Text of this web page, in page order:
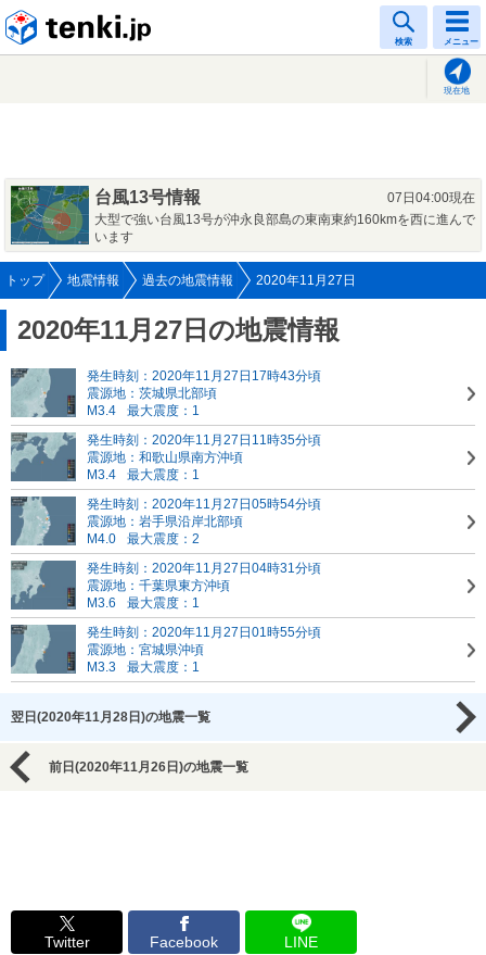
検索 メニュー
現在地
台風13号情報
07日04:00現在
大型で強い台風13号が沖永良部島の東南東約160kmを西に進んで
います
トップ 地震情報 過去の地震情報 2020年11月27日
2020年11月27日の地震情報
発生時刻：2020年11月27日17時43分頃
震源地：茨城県北部頃
M3.4
最大震度：1
発生時刻：2020年11月27日11時35分頃
震源地：和歌山県南方沖頃
M3.4
最大震度：1
発生時刻：2020年11月27日05時54分頃
震源地：岩手県沿岸北部頃
M4.0
最大震度：2
発生時刻：2020年11月27日04時31分頃
震源地：千葉県東方沖頃
M3.6
最大震度：1
発生時刻：2020年11月27日01時55分頃
震源地：宮城県沖頃
M3.3
最大震度：1
翌日(2020年11月28日)の地震一覧
前日(2020年11月26日)の地震一覧
Twitter Facebook LINE